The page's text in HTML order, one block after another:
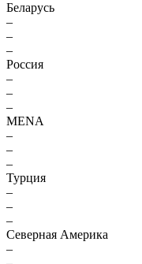
Беларусь
–
–
–
Россия
–
–
–
MENA
–
–
–
Турция
–
–
–
Северная Америка
–